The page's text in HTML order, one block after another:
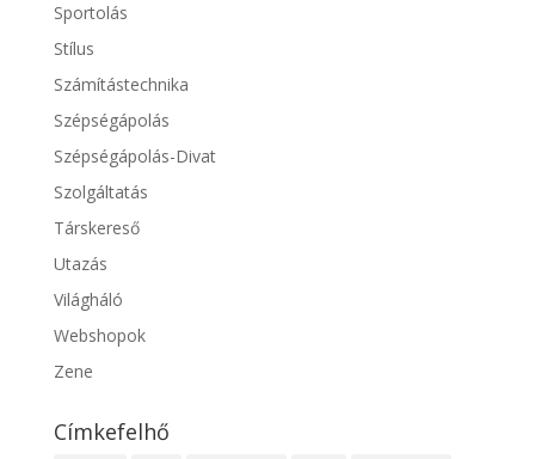
Sportolás
Stílus
Számítástechnika
Szépségápolás
Szépségápolás-Divat
Szolgáltatás
Társkereső
Utazás
Világháló
Webshopok
Zene
Címkefelhő